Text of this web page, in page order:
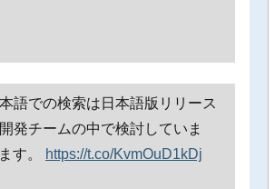
語での検索は日本語版リリース
発チームの中で検討していま
す。
https://t.co/KvmOuD1kDj